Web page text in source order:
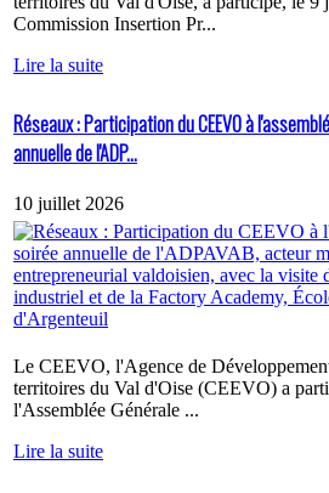
Commission Insertion Pr...
Lire la suite
Réseaux : Participation du CEEVO à
annuelle de l'ADP...
10 juillet 2026
Le CEEVO, l'Agence de
territoires du Val d'Oise (CEEVO) a
l'Assemblée Générale ...
Lire la suite